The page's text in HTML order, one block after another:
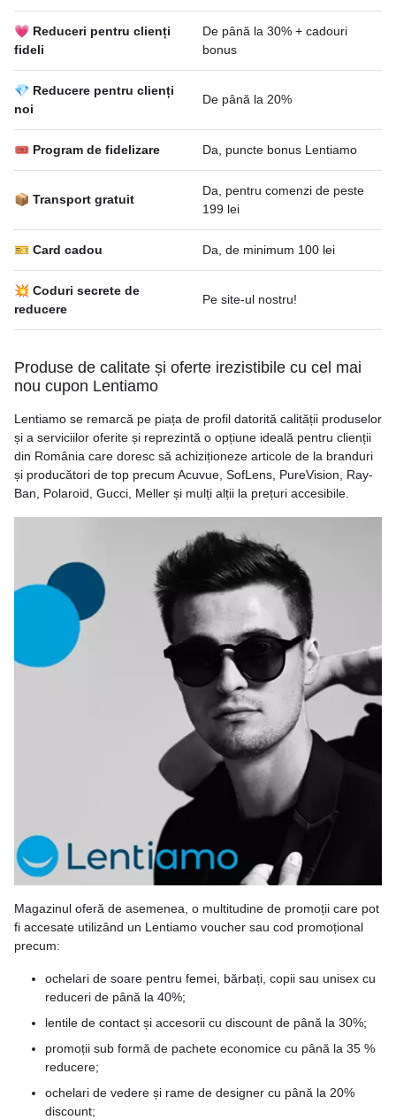
💗 Reduceri pentru clienți
fideli
De până la 30% + cadouri
bonus
💎 Reducere pentru clienți
noi
De până la 20%
🎟 Program de fidelizare Da, puncte bonus Lentiamo
📦 Transport gratuit
Da, pentru comenzi de peste
199 lei
🎫 Card cadou Da, de minimum 100 lei
💥 Coduri secrete de
reducere
Pe site-ul nostru!
Produse de calitate și oferte irezistibile cu cel mai
nou cupon Lentiamo
Lentiamo se remarcă pe piața de profil datorită calității produselor
și a serviciilor oferite și reprezintă o opțiune ideală pentru clienții
din România care doresc să achiziționeze articole de la branduri
și producători de top precum Acuvue, SofLens, PureVision, Ray-
Ban, Polaroid, Gucci, Meller și mulți alții la prețuri accesibile.
Magazinul oferă de asemenea, o multitudine de promoții care pot
fi accesate utilizând un Lentiamo voucher sau cod promoțional
precum:
ochelari de soare pentru femei, bărbați, copii sau unisex cu
reduceri de până la 40%;
lentile de contact și accesorii cu discount de până la 30%;
promoții sub formă de pachete economice cu până la 35 %
reducere;
ochelari de vedere și rame de designer cu până la 20%
discount;